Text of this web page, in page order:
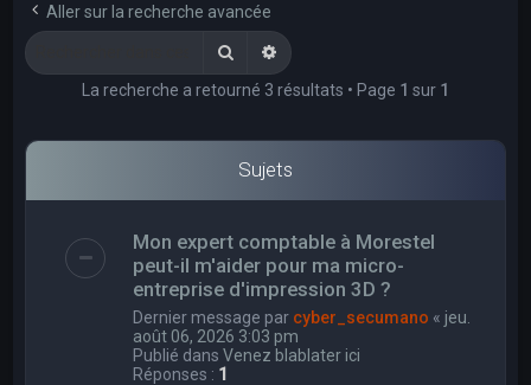
Aller sur la recherche avancée
RechercherRecherche avancée
La recherche a retourné 3 résultats • Page 1 sur 1
Sujets
Mon expert comptable à Morestel
peut-il m'aider pour ma micro-
entreprise d'impression 3D ?
Dernier message par cyber_secumano « jeu.
août 06, 2026 3:03 pm
Publié dansVenez blablater ici
Réponses : 1